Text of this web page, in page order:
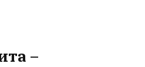
–